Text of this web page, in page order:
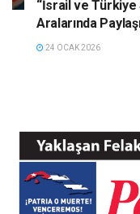
“İsrail ve Türkiye
Aralarında
24 OCAK 2026